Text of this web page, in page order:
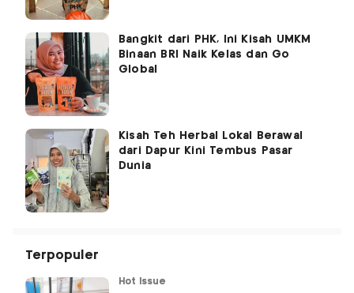
Bangkit dari PHK, Ini Kisah UMKM
Binaan BRI Naik Kelas dan Go
Global
Kisah Teh Herbal Lokal Berawal
dari Dapur Kini Tembus Pasar
Dunia
Terpopuler
Hot Issue